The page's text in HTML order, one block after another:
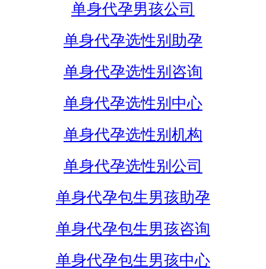
单身代孕男孩公司
单身代孕选性别助孕
单身代孕选性别咨询
单身代孕选性别中心
单身代孕选性别机构
单身代孕选性别公司
单身代孕包生男孩助孕
单身代孕包生男孩咨询
单身代孕包生男孩中心